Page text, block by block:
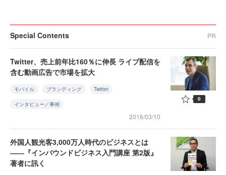
Special Contents PR
Twitter、売上前年比160％に伸長 ライブ配信を
含む動画広告で市場を拡大
モバイル ブランディング Twitter
インタビュー／事例
2016/03/10
0
外国人観光客3,000万人時代のビジネスとは
――『インバウンドビジネス入門講座 第2版』
著者に訊く